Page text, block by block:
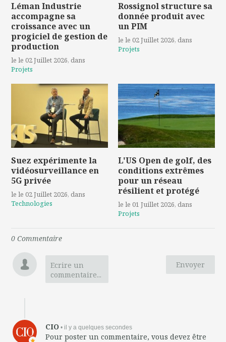
Léman Industrie
accompagne sa
croissance avec un
progiciel de gestion de
production
le le 02 Juillet 2026, dans
Projets
Rossignol structure sa
donnée produit avec
un PIM
le le 02 Juillet 2026, dans
Projets
Suez expérimente la
vidéosurveillance en
5G privée
le le 02 Juillet 2026, dans
Technologies
L'US Open de golf, des
conditions extrêmes
pour un réseau
résilient et protégé
le le 01 Juillet 2026, dans
Projets
0 Commentaire
Envoyer
Ecrire un
commentaire...
CIO • il y a quelques secondes
Pour poster un commentaire, vous devez être